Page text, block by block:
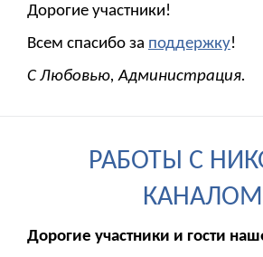
Дорогие участники!
Всем спасибо за поддержку!
С Любовью, Администрация.
РАБОТЫ С
КАНАЛОМ
Дорогие участники и гости